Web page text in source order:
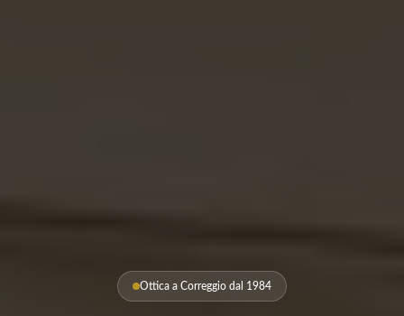
Ottica a Correggio dal 1984